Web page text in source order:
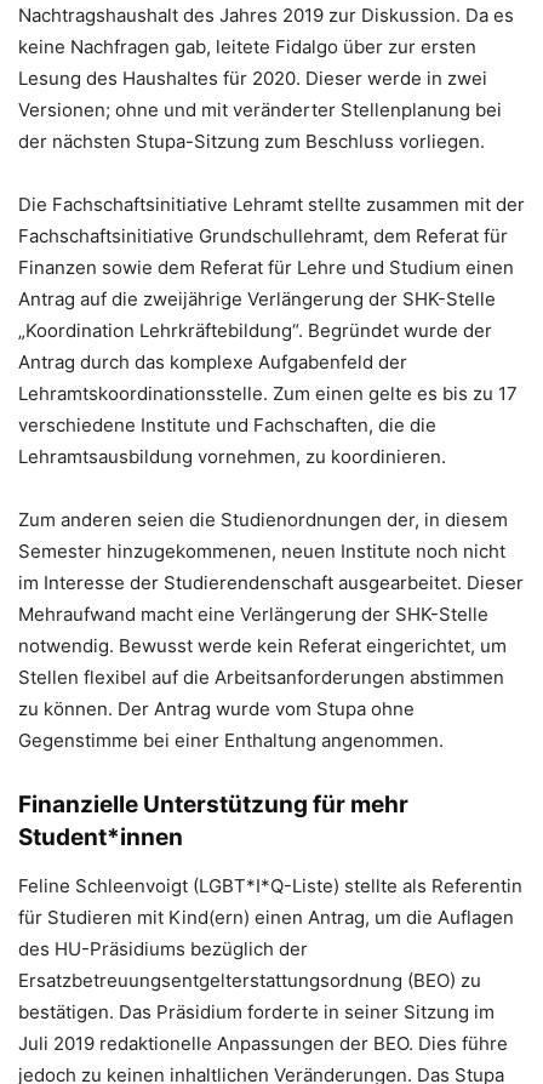
Nachtragshaushalt des Jahres 2019 zur Diskussion. Da es
keine Nachfragen gab, leitete Fidalgo über zur ersten
Lesung des Haushaltes für 2020. Dieser werde in zwei
Versionen; ohne und mit veränderter Stellenplanung bei
der nächsten Stupa-Sitzung zum Beschluss vorliegen.
Die Fachschaftsinitiative Lehramt stellte zusammen mit der
Fachschaftsinitiative Grundschullehramt, dem Referat für
Finanzen sowie dem Referat für Lehre und Studium einen
Antrag auf die zweijährige Verlängerung der SHK-Stelle
„Koordination Lehrkräftebildung“. Begründet wurde der
Antrag durch das komplexe Aufgabenfeld der
Lehramtskoordinationsstelle. Zum einen gelte es bis zu 17
verschiedene Institute und Fachschaften, die die
Lehramtsausbildung vornehmen, zu koordinieren.
Zum anderen seien die Studienordnungen der, in diesem
Semester hinzugekommenen, neuen Institute noch nicht
im Interesse der Studierendenschaft ausgearbeitet. Dieser
Mehraufwand macht eine Verlängerung der SHK-Stelle
notwendig. Bewusst werde kein Referat eingerichtet, um
Stellen flexibel auf die Arbeitsanforderungen abstimmen
zu können. Der Antrag wurde vom Stupa ohne
Gegenstimme bei einer Enthaltung angenommen.
Finanzielle Unterstützung für mehr
Student*innen
Feline Schleenvoigt (LGBT*I*Q-Liste) stellte als Referentin
für Studieren mit Kind(ern) einen Antrag, um die Auflagen
des HU-Präsidiums bezüglich der
Ersatzbetreuungsentgelterstattungsordnung (BEO) zu
bestätigen. Das Präsidium forderte in seiner Sitzung im
Juli 2019 redaktionelle Anpassungen der BEO. Dies führe
jedoch zu keinen inhaltlichen Veränderungen. Das Stupa